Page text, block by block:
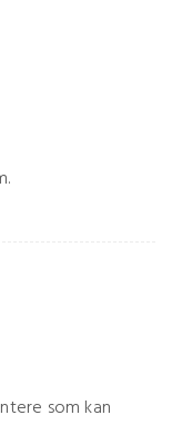
som kan